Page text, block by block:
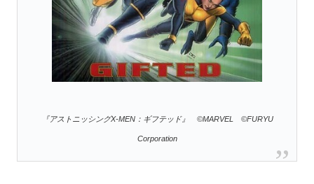
『アストニッシングX-MEN：ギフテッド』 ©MARVEL ©FURYU
Corporation